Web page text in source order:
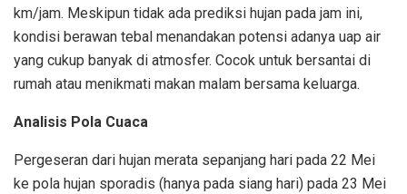
km/jam. Meskipun tidak ada prediksi hujan pada jam ini,
kondisi berawan tebal menandakan potensi adanya uap air
yang cukup banyak di atmosfer. Cocok untuk bersantai di
rumah atau menikmati makan malam bersama keluarga.
Analisis Pola Cuaca
Pergeseran dari hujan merata sepanjang hari pada 22 Mei
ke pola hujan sporadis (hanya pada siang hari) pada 23 Mei